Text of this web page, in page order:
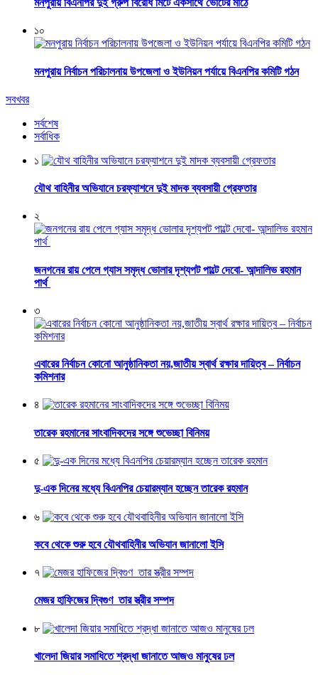
মনপুরায় বিএনপির দুই গ্রুপ বিরোধ মিটে একসাথে ভোটের মাঠে
১০
মনপুরায় নির্বাচন পরিচালনায় উপজেলা ও ইউনিয়ন পর্যায়ে বিএনপির কমিটি গঠন
সবখবর
সর্বশেষ
সর্বাধিক
১
যৌথ বাহিনীর অভিযানে চরফ্যাশনে দুই মাদক ব্যবসায়ী গ্রেফতার
২
জনগনের রায় পেলে গ্যাস সমৃদ্ধ ভোলার দৃশ্যপট পাল্টে দেবো- আন্দালিভ রহমান
পার্থ
৩
এবারের নির্বাচন কোনো আনুষ্ঠানিকতা নয়,জাতীয় স্বার্থ রক্ষার দায়িত্ব – নির্বাচন
কমিশনার
৪
তারেক রহমানের সাংবাদিকদের সঙ্গে শুভেচ্ছা বিনিময়
৫
দু-এক দিনের মধ্যে বিএনপির চেয়ারম্যান হচ্ছেন তারেক রহমান
৬
কবে থেকে শুরু হবে যৌথবাহিনীর অভিযান জানালো ইসি
৭
মেজর হাফিজের দ্বিগুণ তার স্ত্রীর সম্পদ
৮
খালেদা জিয়ার সমাধিতে শ্রদ্ধা জানাতে আজও মানুষের ঢল